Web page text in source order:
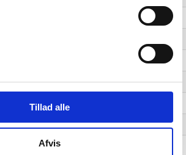
Tillad alle
Afvis
subtropiske frugter
bær og nødder